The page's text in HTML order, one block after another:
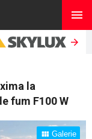
la
fum F100 W
Galerie